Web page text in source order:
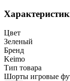
Цвет
Зеленый
Бренд
Keimo
Тип товара
Шорты игровые